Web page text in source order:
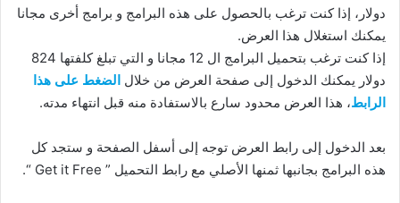
دولار، إذا كنت ترغب بالحصول على هذه البرامج و برامج أخرى مجانا
يمكنك استغلال هذا العرض.
إذا كنت ترغب بتحميل البرامج ال 12 مجانا و التي تبلغ كلفتها 824
دولار يمكنك الدخول إلى صفحة العرض من خلال الضغط على هذا
الرابط، هذا العرض محدود سارع بالاستفادة منه قبل انتهاء مدته.
بعد الدخول إلى رابط العرض توجه إلى أسفل الصفحة و ستجد كل
هذه البرامج بجانبها ثمنها الأصلي مع رابط التحميل ” Get it Free “.